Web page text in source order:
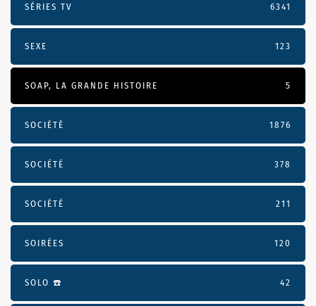
SÉRIES TV 6341
SEXE 123
SOAP, LA GRANDE HISTOIRE 5
SOCIÉTÉ 1876
SOCIÉTÉ 378
SOCIÉTÉ 211
SOIRÉES 120
SOLO ☎️ 42